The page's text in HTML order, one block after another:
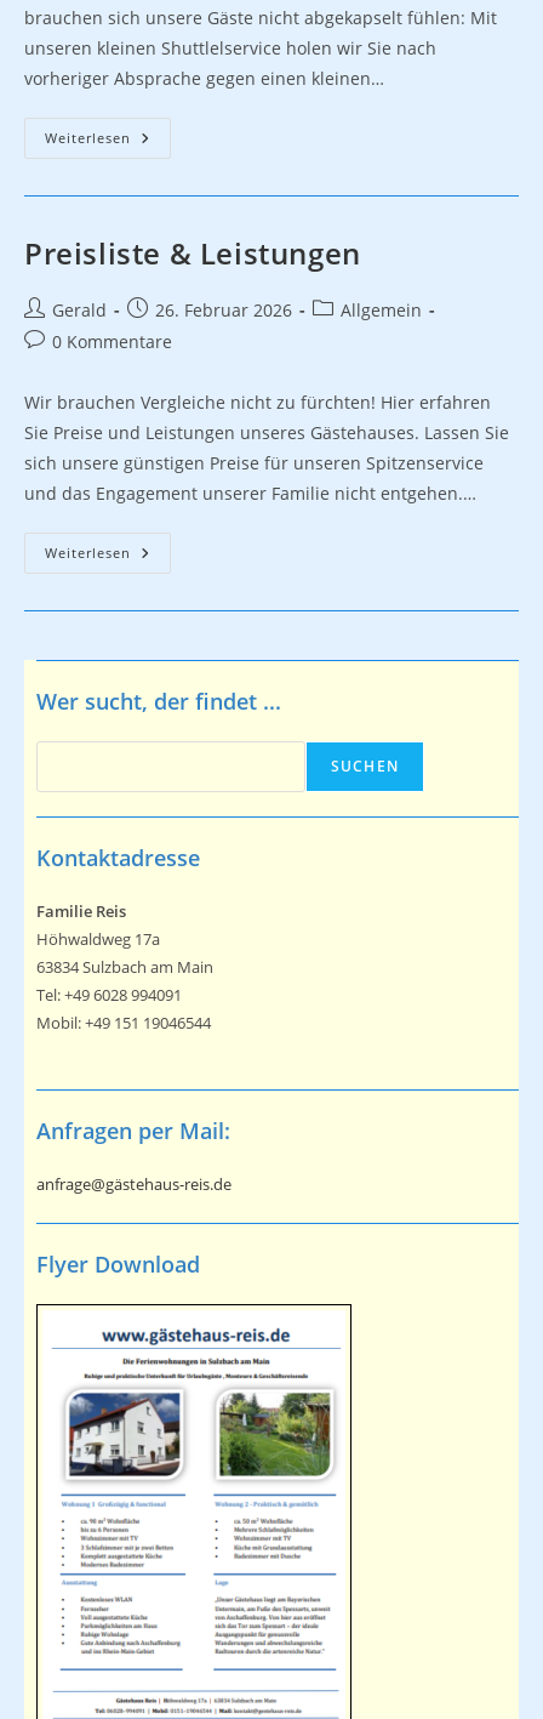
brauchen sich unsere Gäste nicht abgekapselt fühlen: Mit
unseren kleinen Shuttlelservice holen wir Sie nach
vorheriger Absprache gegen einen kleinen…
Weiterlesen Anreise
Preisliste & Leistungen
Beitrags-
Autor:
Gerald
Beitrag
veröffentlicht:
26. Februar 2026
Beitrags-
Allgemein
Beitrags-
0 Kommentare
Wir brauchen Vergleiche nicht zu fürchten! Hier erfahren
Sie Preise und Leistungen unseres Gästehauses. Lassen Sie
sich unsere günstigen Preise für unseren Spitzenservice
und das Engagement unserer Familie nicht entgehen.…
Weiterlesen Preisliste
&
Wer sucht, der findet ...
SUCHEN
Kontaktadresse
Familie Reis
Höhwaldweg 17a
63834 Sulzbach am Main
Tel: +49 6028 994091
Mobil: +49 151 19046544
Anfragen per Mail:
anfrage@gästehaus-reis.de
Flyer Download